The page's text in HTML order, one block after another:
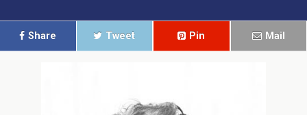
Share Tweet Pin Mail